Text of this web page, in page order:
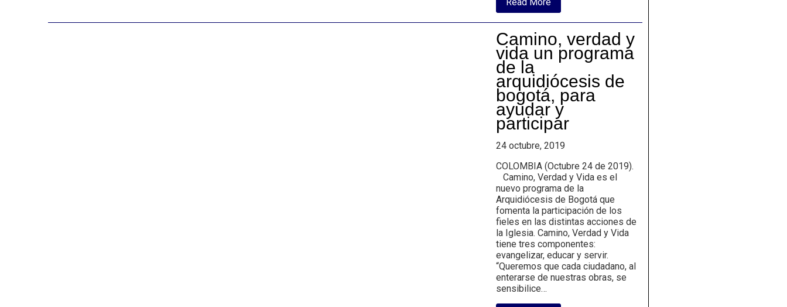
Auditor
Experto
ventas
y
procesos
Manuel
Quiñones
brinda
recomendaciones
Camino, verdad y
vida un programa
de la
arquidiócesis de
bogotá, para
ayudar y
participar
24 octubre, 2019
COLOMBIA (Octubre 24 de 2019).
Camino, Verdad y Vida es el
nuevo programa de la
Arquidiócesis de Bogotá que
fomenta la participación de los
fieles en las distintas acciones de
la Iglesia. Camino, Verdad y Vida
tiene tres componentes:
evangelizar, educar y servir.
“Queremos que cada ciudadano, al
enterarse de nuestras obras, se
sensibilice…